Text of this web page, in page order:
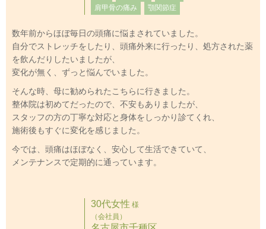
肩甲骨の痛み
顎関節症
数年前からほぼ毎日の頭痛に悩まされていました。
自分でストレッチをしたり、頭痛外来に行ったり、処方された薬
を飲んだりしたいましたが、
変化が無く、ずっと悩んでいました。
そんな時、母に勧められたこちらに行きました。
整体院は初めてだったので、不安もありましたが、
スタッフの方の丁寧な対応と身体をしっかり診てくれ、
施術後もすぐに変化を感じました。
今では、頭痛はほぼなく、安心して生活できていて、
メンテナンスで定期的に通っています。
30代女性 様
（会社員）